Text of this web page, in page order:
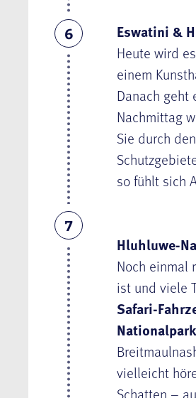
6 Eswatini &
Heute wird
einem
Danach geht
Nachmittag
Sie durch
so fühlt sich
7
Hluhluwe-
Noch einmal
ist und viele
Safari-
Nationalpark
vielleicht
Schatten –